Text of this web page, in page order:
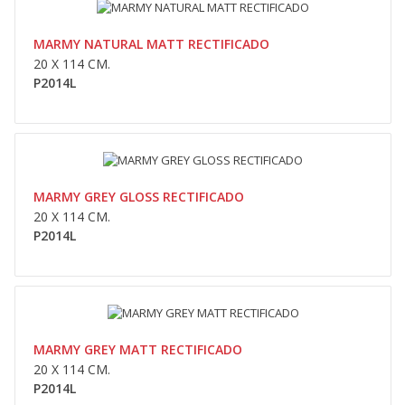
Wishlist
MARMY NATURAL MATT RECTIFICADO
20 x 114 cm.P2014L..
0,00lei
Adaugă În Coş
Compara
Wishlist
MARMY NATURAL MATT RECTIFICADO
20 X 114 CM.
P2014L
MARMY GREY GLOSS RECTIFICADO
20 X 114 CM.
P2014L
MARMY GREY MATT RECTIFICADO
20 X 114 CM.
P2014L